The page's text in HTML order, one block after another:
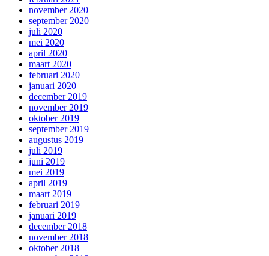
november 2020
september 2020
juli 2020
mei 2020
april 2020
maart 2020
februari 2020
januari 2020
december 2019
november 2019
oktober 2019
september 2019
augustus 2019
juli 2019
juni 2019
mei 2019
april 2019
maart 2019
februari 2019
januari 2019
december 2018
november 2018
oktober 2018